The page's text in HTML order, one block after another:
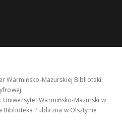
Warmińsko-Mazurskiej Biblioteki
Uniwersytet Warmińsko-Mazurski w
Biblioteka Publiczna w Olsztynie